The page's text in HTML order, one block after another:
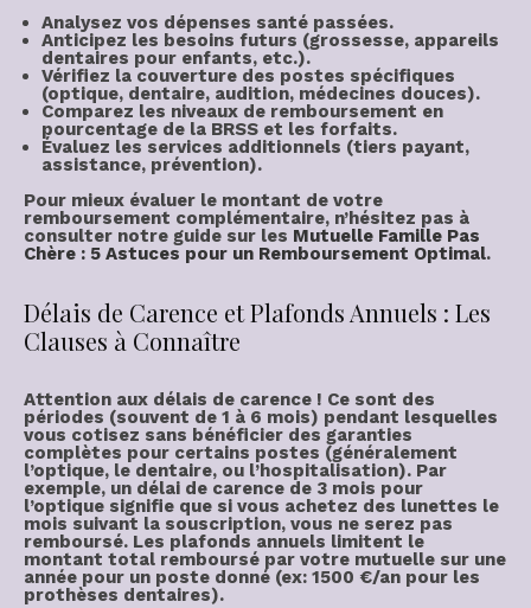
Analysez vos dépenses santé passées.
Anticipez les besoins futurs (grossesse, appareils
dentaires pour enfants, etc.).
Vérifiez la couverture des postes spécifiques
(optique, dentaire, audition, médecines douces).
Comparez les niveaux de remboursement en
pourcentage de la BRSS et les forfaits.
Évaluez les services additionnels (tiers payant,
assistance, prévention).
Pour mieux évaluer le montant de votre
remboursement complémentaire, n’hésitez pas à
consulter notre guide sur les Mutuelle Famille Pas
Chère : 5 Astuces pour un Remboursement Optimal.
Délais de Carence et Plafonds Annuels : Les
Clauses à Connaître
Attention aux délais de carence ! Ce sont des
périodes (souvent de 1 à 6 mois) pendant lesquelles
vous cotisez sans bénéficier des garanties
complètes pour certains postes (généralement
l’optique, le dentaire, ou l’hospitalisation). Par
exemple, un délai de carence de 3 mois pour
l’optique signifie que si vous achetez des lunettes le
mois suivant la souscription, vous ne serez pas
remboursé. Les plafonds annuels limitent le
montant total remboursé par votre mutuelle sur une
année pour un poste donné (ex: 1500 €/an pour les
prothèses dentaires).